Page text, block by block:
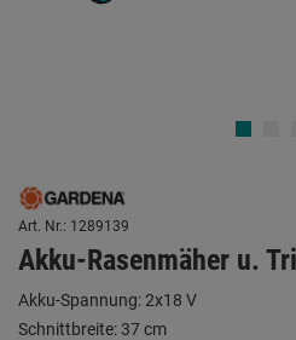
Art. Nr.: 1289139
Akku-Rasenmäher u.
Akku-Spannung: 2x18 V
Schnittbreite: 37 cm